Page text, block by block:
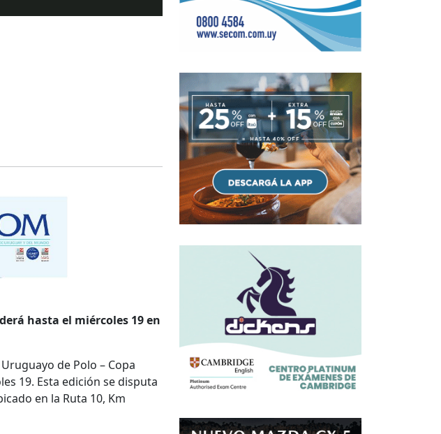
hasta el miércoles 19 en
de Polo – Copa
19. Esta edición se disputa
en la Ruta 10, Km